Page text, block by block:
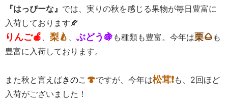
『はっぴーな』 では、実りの秋を感じる果物が毎日豊富に
入荷しております🍂
りんご🍎 梨🍐 ぶどう🍇 も種類も豊富。今年は栗🌰 も
豊富に入荷しております。
また秋と言えばきのこ 🍄ですが、今年は松茸❗も、2回ほど
入荷がございました！